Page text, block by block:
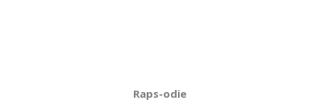
Raps-odie